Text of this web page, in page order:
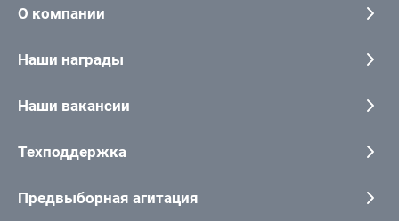
О компании
Наши награды
Наши вакансии
Техподдержка
Предвыборная агитация